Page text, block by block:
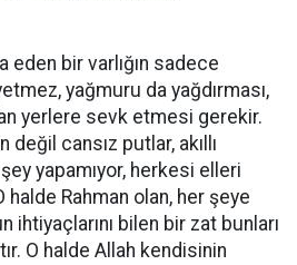
eden bir varlığın sadece
yağmuru da yağdırması,
yerlere sevk etmesi gerekir.
değil cansız putlar, akıllı
yapamıyor, herkesi elleri
halde Rahman olan, her şeye
ihtiyaçlarını bilen bir zat bunları
O halde Allah kendisinin